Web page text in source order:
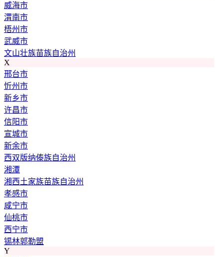
威海市
渭南市
梧州市
武威市
文山壮族苗族自治州
X
邢台市
忻州市
新乡市
许昌市
信阳市
宣城市
新余市
西双版纳傣族自治州
湘潭
湘西土家族苗族自治州
孝感市
咸宁市
仙桃市
西宁市
锡林郭勒盟
Y